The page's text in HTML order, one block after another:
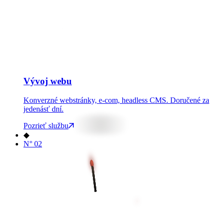
Vývoj webu
Konverzné webstránky, e-com, headless CMS. Doručené za
jedenásť dní.
Pozrieť službu
◆
N° 02